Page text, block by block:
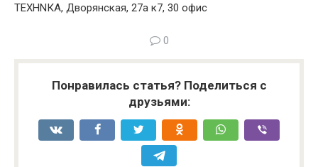
ТЕХНNКА, Дворянская, 27а к7, 30 офис
0
Понравилась статья? Поделиться с
друзьями: